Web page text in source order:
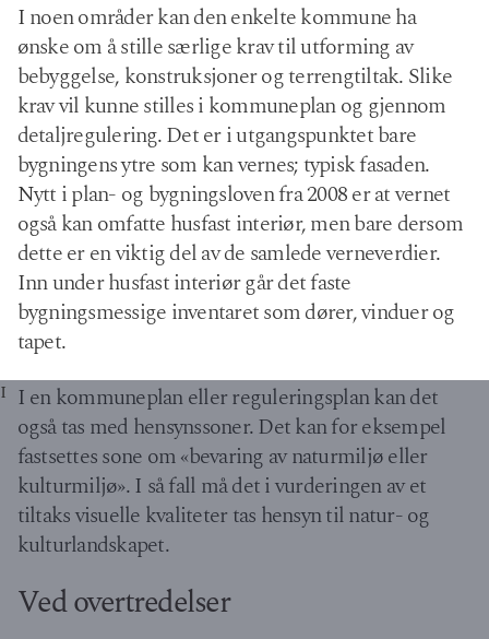
I noen områder kan den enkelte kommune ha
ønske om å stille særlige krav til utforming av
bebyggelse, konstruksjoner og terrengtiltak. Slike
krav vil kunne stilles i kommuneplan og gjennom
detaljregulering. Det er i utgangspunktet bare
bygningens ytre som kan vernes; typisk fasaden.
Nytt i plan- og bygningsloven fra 2008 er at vernet
også kan omfatte husfast interiør, men bare dersom
dette er en viktig del av de samlede verneverdier.
Inn under husfast interiør går det faste
bygningsmessige inventaret som dører, vinduer og
tapet.
I en kommuneplan eller reguleringsplan kan det
også tas med hensynssoner. Det kan for eksempel
fastsettes sone om «bevaring av naturmiljø eller
kulturmiljø». I så fall må det i vurderingen av et
tiltaks visuelle kvaliteter tas hensyn til natur- og
kulturlandskapet.
Ved overtredelser
I